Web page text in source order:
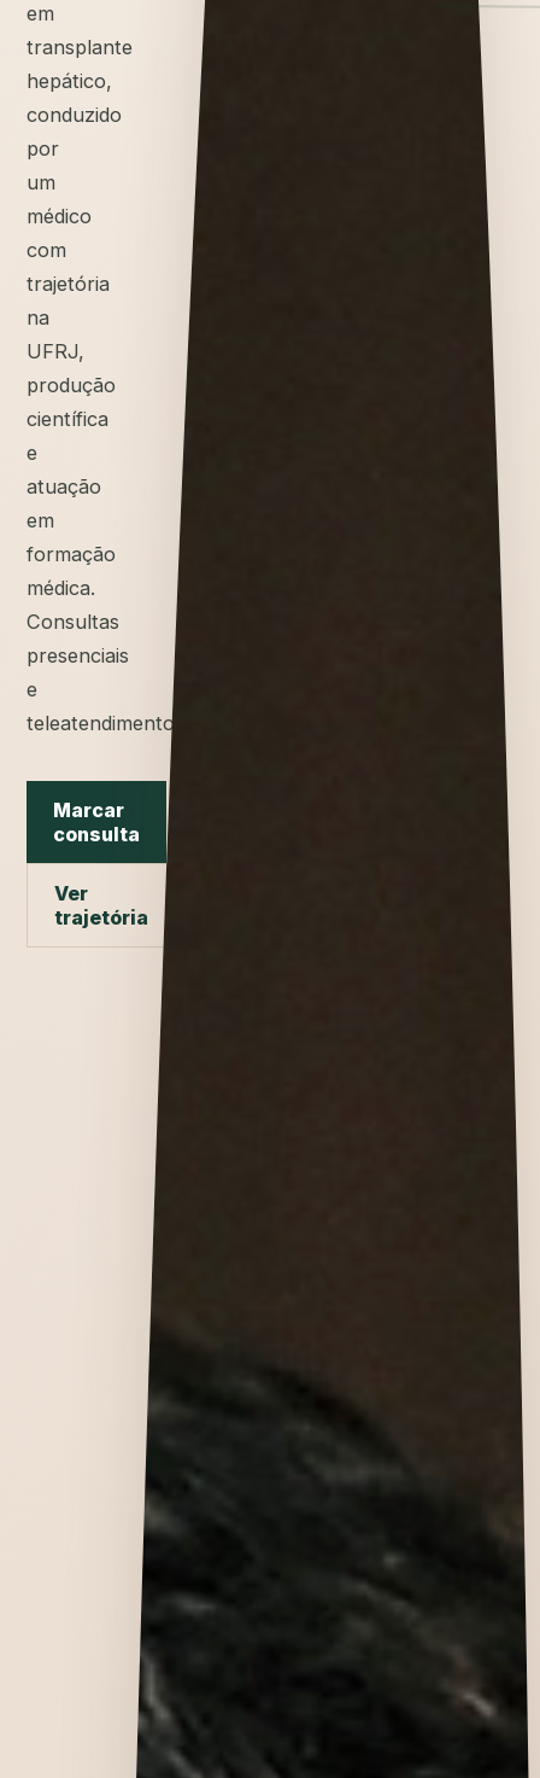
em
transplante
hepático,
conduzido
por
um
médico
com
trajetória
na
UFRJ,
produção
científica
e
atuação
em
formação
médica.
Consultas
presenciais
e
teleatendimento.
Marcar
consulta
Ver
trajetória